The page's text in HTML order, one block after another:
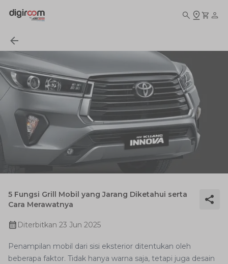
5 Fungsi Grill Mobil yang Jarang Diketahui serta
Cara Merawatnya
Diterbitkan 23 Jun 2025
Penampilan mobil dari sisi eksterior ditentukan oleh
beberapa faktor. Tidak hanya warna saja, tetapi juga desain